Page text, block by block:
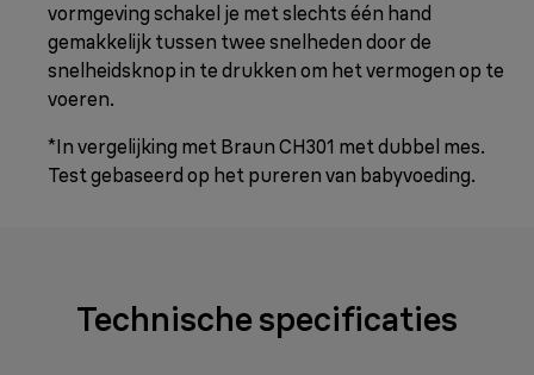
vormgeving schakel je met slechts één hand
gemakkelijk tussen twee snelheden door de
snelheidsknop in te drukken om het vermogen op te
voeren.
*In vergelijking met Braun CH301 met dubbel mes.
Test gebaseerd op het pureren van babyvoeding.
Technische specificaties